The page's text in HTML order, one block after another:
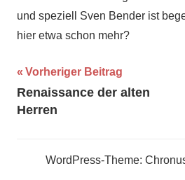
und speziell Sven Bender ist
hier etwa schon mehr?
Vorheriger Beitrag
Renaissance der alten
Herren
WordPress-Theme: